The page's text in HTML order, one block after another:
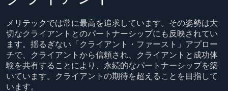
メリテックでは常に最高を追求しています。その姿勢は大
切なクライアントとのパートナーシップにも反映されてい
ます。揺るぎない「クライアント・ファースト」アプロー
チで、クライアントから信頼され、クライアントと成功体
験を共有することにより、永続的なパートナーシップを築
いています。クライアントの期待を超えることを目指して
います。